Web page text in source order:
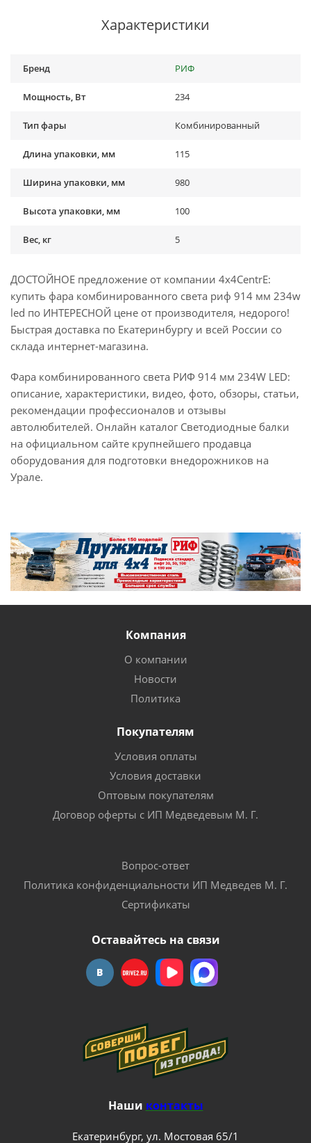
Характеристики
Бренд РИФ
Мощность, Вт 234
Тип фары Комбинированный
Длина упаковки, мм 115
Ширина упаковки, мм 980
Высота упаковки, мм 100
Вес, кг 5
ДОСТОЙНОЕ предложение от компании 4x4CentrE:
купить фара комбинированного света риф 914 мм 234w
led по ИНТЕРЕСНОЙ цене от производителя, недорого!
Быстрая доставка по Екатеринбургу и всей России со
склада интернет-магазина.
Фара комбинированного света РИФ 914 мм 234W LED:
описание, характеристики, видео, фото, обзоры, статьи,
рекомендации профессионалов и отзывы
автолюбителей. Онлайн каталог Светодиодные балки
на официальном сайте крупнейшего продавца
оборудования для подготовки внедорожников на
Урале.
Компания
О компании
Новости
Политика
Покупателям
Условия оплаты
Условия доставки
Оптовым покупателям
Договор оферты с ИП Медведевым М. Г.
Вопрос-ответ
Политика конфиденциальности ИП Медведев М. Г.
Сертификаты
Оставайтесь на связи
Наши контакты
Екатеринбург, ул. Мостовая 65/1